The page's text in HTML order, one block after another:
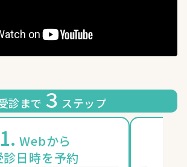
診まで３ステップ
1. Webから
診日時を予約